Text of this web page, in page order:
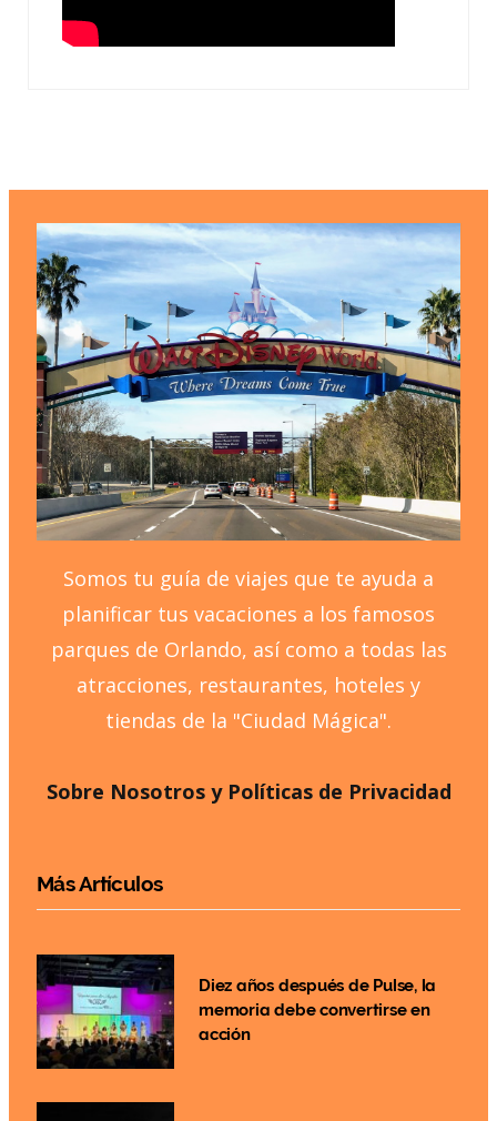
Somos tu guía de viajes que te ayuda a
planificar tus vacaciones a los famosos
parques de Orlando, así como a todas las
atracciones, restaurantes, hoteles y
tiendas de la "Ciudad Mágica".
Sobre Nosotros y Políticas de Privacidad
Más Artículos
Diez años después de Pulse, la
memoria debe convertirse en
acción